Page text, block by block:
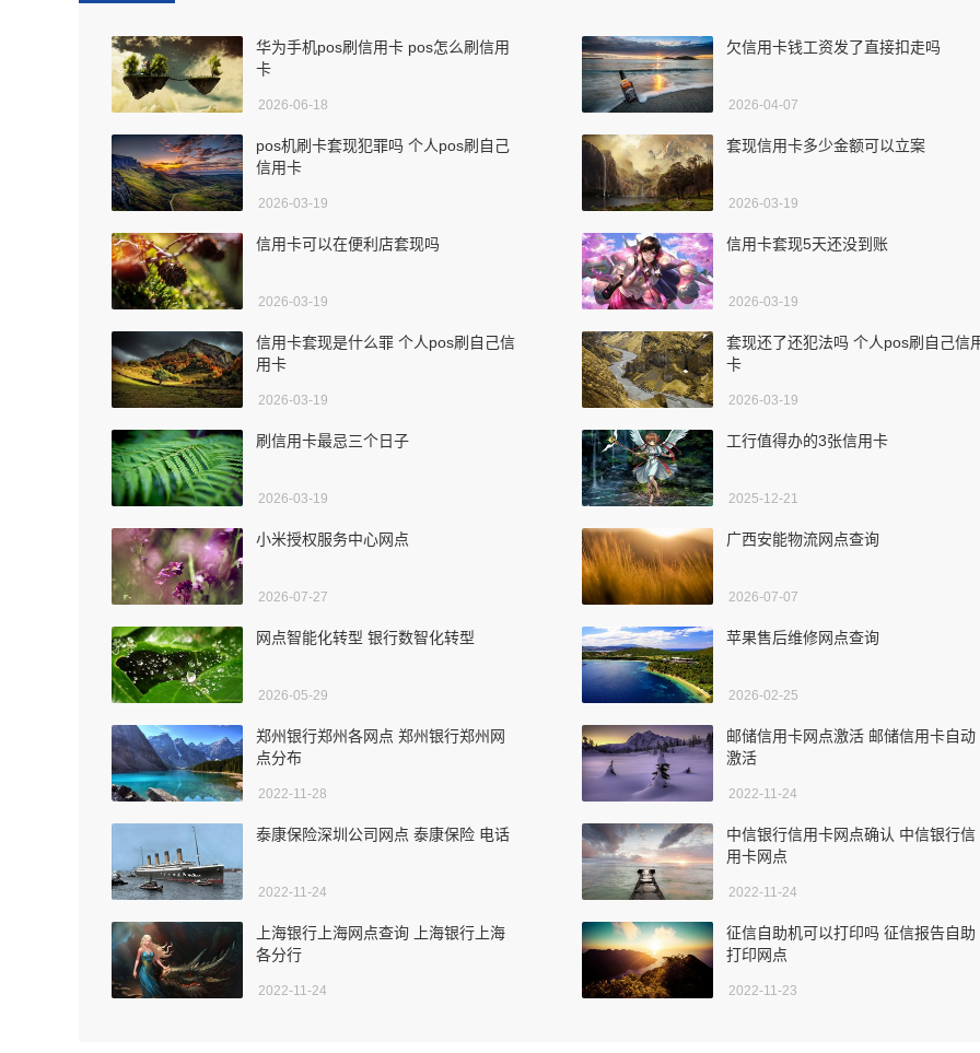
华为手机pos刷信用卡 pos怎么刷信用
卡
2026-06-18
欠信用卡钱工资发了直接扣走吗
2026-04-07
pos机刷卡套现犯罪吗 个人pos刷自己
信用卡
2026-03-19
套现信用卡多少金额可以立案
2026-03-19
信用卡可以在便利店套现吗
2026-03-19
信用卡套现5天还没到账
2026-03-19
信用卡套现是什么罪 个人pos刷自己信
用卡
2026-03-19
套现还了还犯法吗 个人pos刷自己信
卡
2026-03-19
刷信用卡最忌三个日子
2026-03-19
工行值得办的3张信用卡
2025-12-21
小米授权服务中心网点
2026-07-27
广西安能物流网点查询
2026-07-07
网点智能化转型 银行数智化转型
2026-05-29
苹果售后维修网点查询
2026-02-25
郑州银行郑州各网点 郑州银行郑州网
点分布
2022-11-28
邮储信用卡网点激活 邮储信用卡自动
激活
2022-11-24
泰康保险深圳公司网点 泰康保险 电话
2022-11-24
中信银行信用卡网点确认 中信银行信
用卡网点
2022-11-24
上海银行上海网点查询 上海银行上海
各分行
2022-11-24
征信自助机可以打印吗 征信报告自助
打印网点
2022-11-23